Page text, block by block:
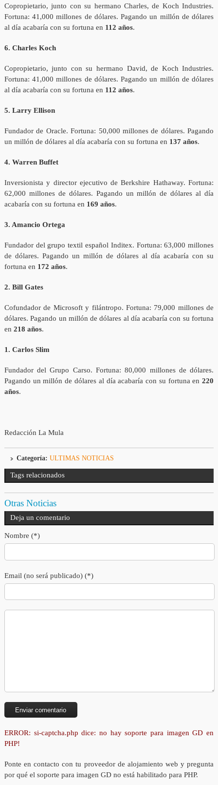
Copropietario, junto con su hermano Charles, de Koch Industries.
Fortuna: 41,000 millones de dólares. Pagando un millón de dólares
al día acabaría con su fortuna en 112 años.
6. Charles Koch
Copropietario, junto con su hermano David, de Koch Industries.
Fortuna: 41,000 millones de dólares. Pagando un millón de dólares
al día acabaría con su fortuna en 112 años.
5. Larry Ellison
Fundador de Oracle. Fortuna: 50,000 millones de dólares. Pagando
un millón de dólares al día acabaría con su fortuna en 137 años.
4. Warren Buffet
Inversionista y director ejecutivo de Berkshire Hathaway. Fortuna:
62,000 millones de dólares. Pagando un millón de dólares al día
acabaría con su fortuna en 169 años.
3. Amancio Ortega
Fundador del grupo textil español Inditex. Fortuna: 63,000 millones
de dólares. Pagando un millón de dólares al día acabaría con su
fortuna en 172 años.
2. Bill Gates
Cofundador de Microsoft y filántropo. Fortuna: 79,000 millones de
dólares. Pagando un millón de dólares al día acabaría con su fortuna
en 218 años.
1. Carlos Slim
Fundador del Grupo Carso. Fortuna: 80,000 millones de dólares.
Pagando un millón de dólares al día acabaría con su fortuna en220
años.
Redacción La Mula
Categoría: ULTIMAS NOTICIAS
Tags relacionados
Otras Noticias
Deja un comentario
Nombre (*)
Email (no será publicado) (*)
ERROR: si-captcha.php dice: no hay soporte para imagen GD en
PHP!
Ponte en contacto con tu proveedor de alojamiento web y pregunta
por qué el soporte para imagen GD no está habilitado para PHP.